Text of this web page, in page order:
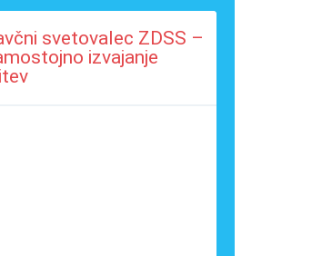
svetovalec ZDSS –
izvajanje